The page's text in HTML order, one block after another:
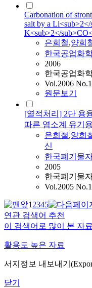
Carbonation of
salt by a
K<sub>2</
은희철,양희
한국공업화
2006
한국공업화
Vol.2006 No.1
원문보기
[열적처리] 2단 용
따른 염소계 유기
은희철,양희
신
한국폐기물
2005
한국폐기물
Vol.2005 No.1
12345
연관 검색어 추천
이 검색어로 많이 본 자료
활용도 높은 자료
서지정보 내보내기
닫기